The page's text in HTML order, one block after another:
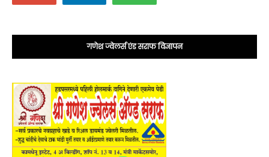
गणेश ज्वेलर्स एंड सराफ विज्ञापन